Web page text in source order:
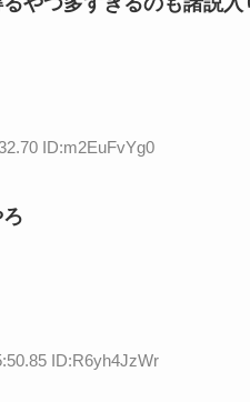
ID:m2EuFvYg0
ID:R6yh4JzWr